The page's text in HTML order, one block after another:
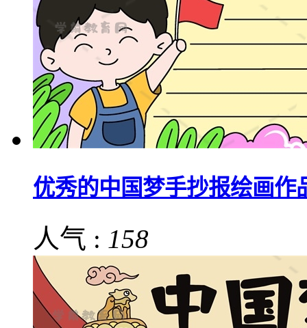
优秀的中国梦手抄报绘画作
人气 : 158